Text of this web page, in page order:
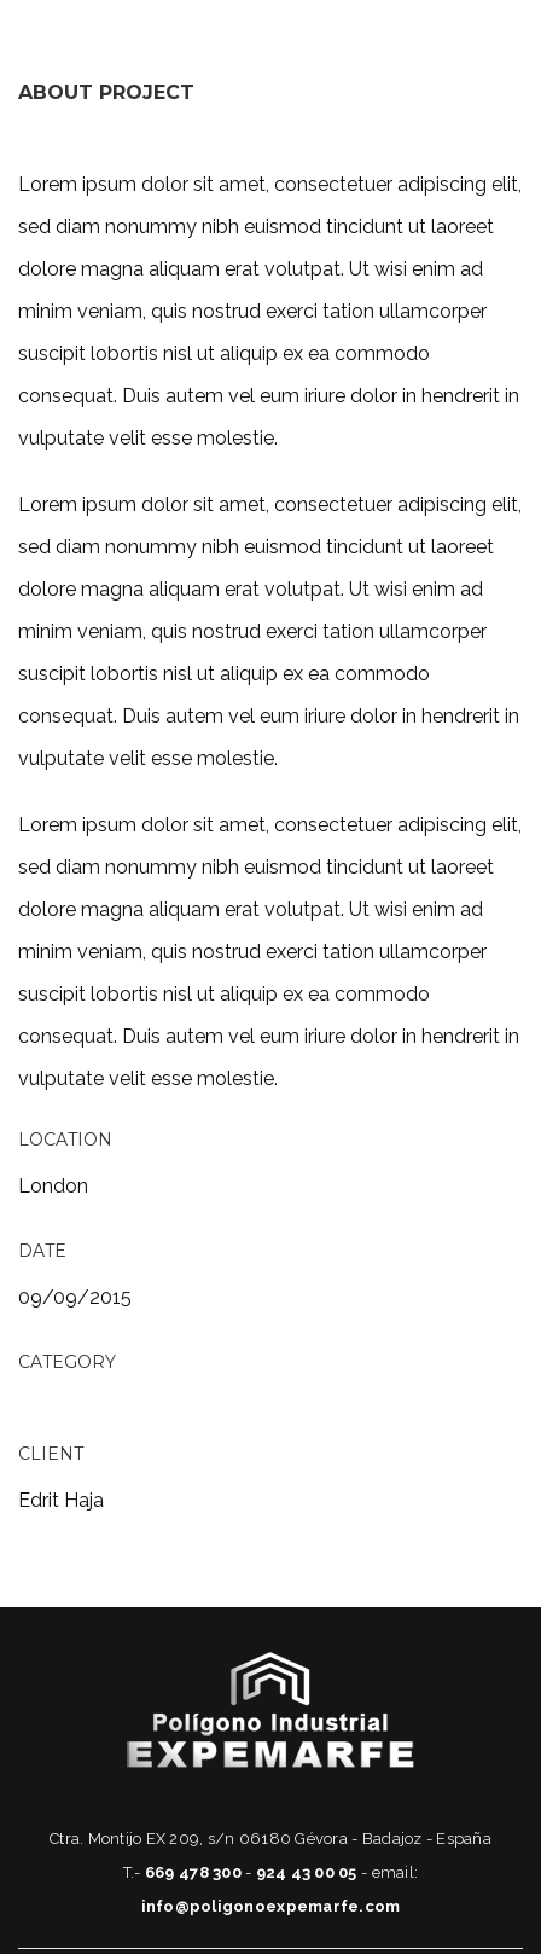
ABOUT PROJECT
Lorem ipsum dolor sit amet, consectetuer adipiscing elit,
sed diam nonummy nibh euismod tincidunt ut laoreet
dolore magna aliquam erat volutpat. Ut wisi enim ad
minim veniam, quis nostrud exerci tation ullamcorper
suscipit lobortis nisl ut aliquip ex ea commodo
consequat. Duis autem vel eum iriure dolor in hendrerit in
vulputate velit esse molestie.
Lorem ipsum dolor sit amet, consectetuer adipiscing elit,
sed diam nonummy nibh euismod tincidunt ut laoreet
dolore magna aliquam erat volutpat. Ut wisi enim ad
minim veniam, quis nostrud exerci tation ullamcorper
suscipit lobortis nisl ut aliquip ex ea commodo
consequat. Duis autem vel eum iriure dolor in hendrerit in
vulputate velit esse molestie.
Lorem ipsum dolor sit amet, consectetuer adipiscing elit,
sed diam nonummy nibh euismod tincidunt ut laoreet
dolore magna aliquam erat volutpat. Ut wisi enim ad
minim veniam, quis nostrud exerci tation ullamcorper
suscipit lobortis nisl ut aliquip ex ea commodo
consequat. Duis autem vel eum iriure dolor in hendrerit in
vulputate velit esse molestie.
LOCATION
London
DATE
09/09/2015
CATEGORY
CLIENT
Edrit Haja
Ctra. Montijo EX 209, s/n 06180 Gévora - Badajoz - España
T.- 669 478 300- 924 43 00 05 - email:
info@poligonoexpemarfe.com